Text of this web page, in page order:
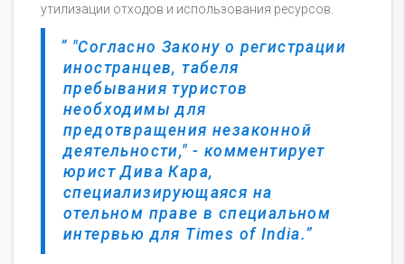
утилизации отходов и использования ресурсов.
"Согласно Закону о регистрации
иностранцев, табеля
пребывания туристов
необходимы для
предотвращения незаконной
деятельности," - комментирует
юрист Дива Кара,
специализирующаяся на
отельном праве в специальном
интервью для Times of India.